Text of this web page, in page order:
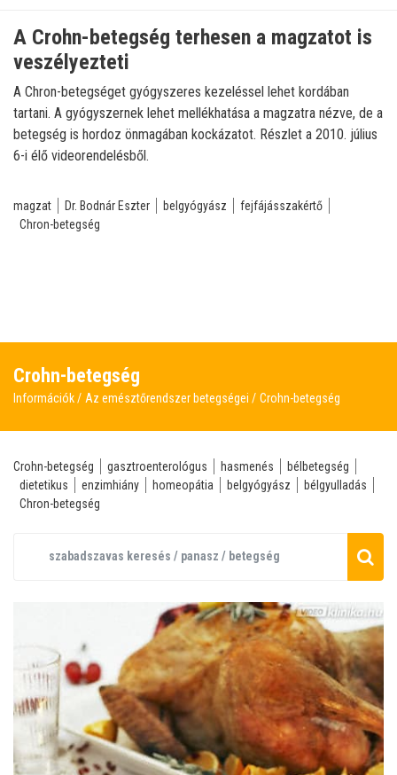
A Crohn-betegség terhesen a magzatot is
veszélyezteti
A Chron-betegséget gyógyszeres kezeléssel lehet kordában
tartani. A gyógyszernek lehet mellékhatása a magzatra nézve, de a
betegség is hordoz önmagában kockázatot. Részlet a 2010. július
6-i élő videorendelésből.
magzat Dr. Bodnár Eszter belgyógyász
fejfájásszakértő
Chron-betegség
Crohn-betegség
Információk Az emésztőrendszer betegségei Crohn-betegség
Crohn-betegség gasztroenterológus hasmenés
bélbetegség
dietetikus
enzimhiány homeopátia belgyógyász
bélgyulladás
Chron-betegség